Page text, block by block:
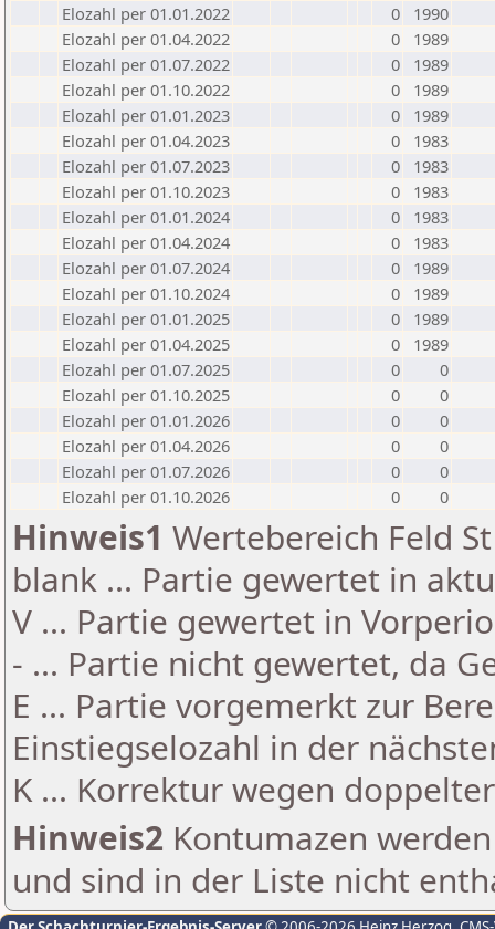
Elozahl per 01.01.2022
0
1990
Elozahl per 01.04.2022
0
1989
Elozahl per 01.07.2022
0
1989
Elozahl per 01.10.2022
0
1989
Elozahl per 01.01.2023
0
1989
Elozahl per 01.04.2023
0
1983
Elozahl per 01.07.2023
0
1983
Elozahl per 01.10.2023
0
1983
Elozahl per 01.01.2024
0
1983
Elozahl per 01.04.2024
0
1983
Elozahl per 01.07.2024
0
1989
Elozahl per 01.10.2024
0
1989
Elozahl per 01.01.2025
0
1989
Elozahl per 01.04.2025
0
1989
Elozahl per 01.07.2025
0
0
Elozahl per 01.10.2025
0
0
Elozahl per 01.01.2026
0
0
Elozahl per 01.04.2026
0
0
Elozahl per 01.07.2026
0
0
Elozahl per 01.10.2026
0 0
Hinweis1 Wertebereich Feld
blank ... Partie gewertet in
V ... Partie gewertet in
- ... Partie nicht gewertet, da
E ... Partie vorgemerkt zur
Einstiegselozahl in der
K ... Korrektur wegen
Hinweis2 Kontumazen
und sind in der Liste nicht